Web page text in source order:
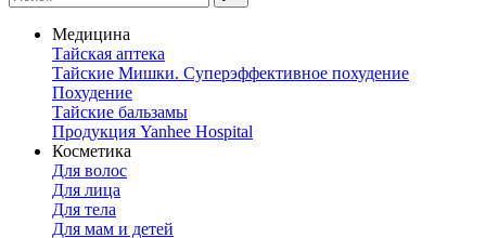
Медицина
Тайская аптека
Тайские Мишки. Суперэффективное похудение
Похудение
Тайские бальзамы
Продукция Yanhee Hospital
Косметика
Для волос
Для лица
Для тела
Для мам и детей